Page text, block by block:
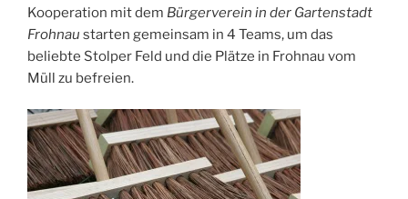
Kooperation mit dem Bürgerverein in der Gartenstadt
Frohnau starten gemeinsam in 4 Teams, um das
beliebte Stolper Feld und die Plätze in Frohnau vom
Müll zu befreien.